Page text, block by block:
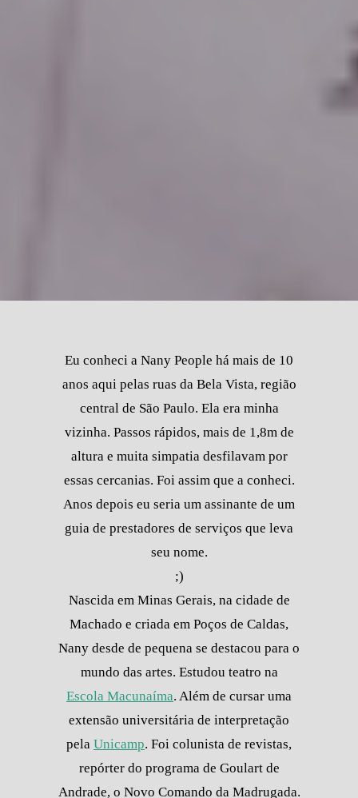
Eu conheci a Nany People há mais de 10
anos aqui pelas ruas da Bela Vista, região
central de São Paulo. Ela era minha
vizinha. Passos rápidos, mais de 1,8m de
altura e muita simpatia desfilavam por
essas cercanias. Foi assim que a conheci.
Anos depois eu seria um assinante de um
guia de prestadores de serviços que leva
seu nome.
;)
Nascida em Minas Gerais, na cidade de
Machado e criada em Poços de Caldas,
Nany desde de pequena se destacou para o
mundo das artes. Estudou teatro na
Escola Macunaíma. Além de cursar uma
extensão universitária de interpretação
pela Unicamp. Foi colunista de revistas,
repórter do programa de Goulart de
Andrade, o Novo Comando da Madrugada.